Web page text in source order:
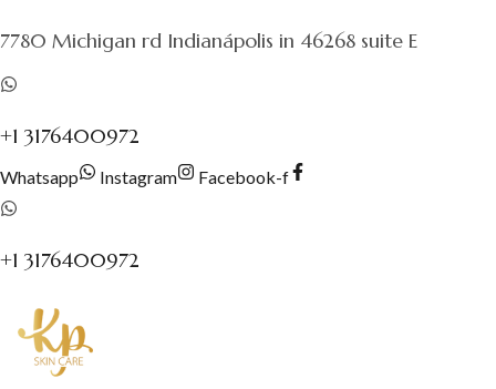
contenido
7780 Michigan rd Indianápolis in 46268 suite E
+1 3176400972
Whatsapp Instagram Facebook-f
+1 3176400972